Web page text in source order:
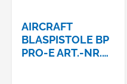
AIRCRAFT
BLASPISTOLE BP
PRO-E ART.-NR.